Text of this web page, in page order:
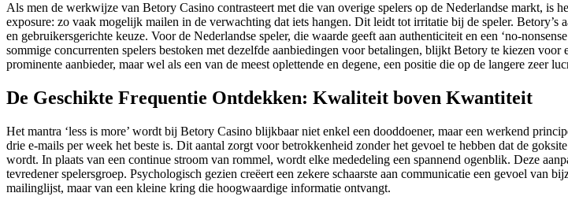
Als men de werkwijze van Betory Casino contrasteert met die van overige spelers op de Nederlandse markt, is
exposure: zo vaak mogelijk mailen in de verwachting dat iets hangen. Dit leidt tot irritatie bij de speler. Betory’s
en gebruikersgerichte keuze. Voor de Nederlandse speler, die waarde geeft aan authenticiteit en een ‘no-
sommige concurrenten spelers bestoken met dezelfde aanbiedingen voor betalingen, blijkt Betory te kiezen
prominente aanbieder, maar wel als een van de meest oplettende en degene, een positie die op de langere zeer
De Geschikte Frequentie Ontdekken: Kwaliteit boven Kwantiteit
Het mantra ‘less is more’ wordt bij Betory Casino blijkbaar niet enkel een dooddoener, maar een werkend
drie e-mails per week het beste is. Dit aantal zorgt voor betrokkenheid zonder het gevoel te hebben dat de
wordt. In plaats van een continue stroom van rommel, wordt elke mededeling een spannend ogenblik. Deze
tevredener spelersgroep. Psychologisch gezien creëert een zekere schaarste aan communicatie een gevoel van
mailinglijst, maar van een kleine kring die hoogwaardige informatie ontvangt.